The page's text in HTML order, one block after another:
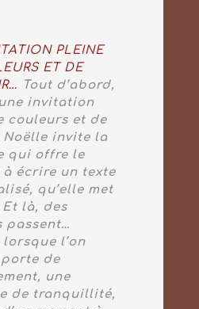
PLEINE
ET DE
Tout d’abord,
invitation
couleurs et de
Noëlle invite la
qui offre le
à écrire un texte
qu’elle met
Et là, des
passent…
l’on
de
une
de tranquillité,